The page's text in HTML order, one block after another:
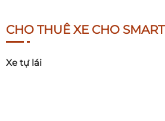
CHO THUÊ XE CHO SMART
Xe tự lái